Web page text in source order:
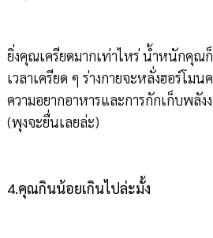
ยิ่งคุณเครียดมากเท่าไหร่ น้ำหนักคุณ
เวลาเครียด ๆ ร่างกายจะหลั่งฮอร์โม
ความอยากอาหารและการกักเก็บพลั
(พุงจะยื่นเลยล่ะ)
4.คุณกินน้อยเกินไปล่ะมั้ง